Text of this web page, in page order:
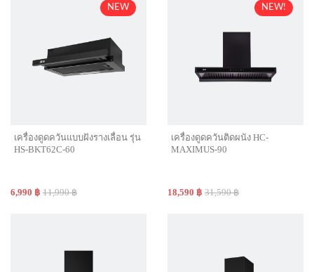
NEW
เครื่องดูดควันแบบฝังรางเลื่อน รุ่น
HS-BKT62C-60
6,990 ฿ 11,990 ฿
NEW!
เครื่องดูดควันติดผนัง HC-
MAXIMUS-90
18,590 ฿ 31,590 ฿